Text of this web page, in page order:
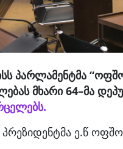
პარლამენტმა
მხარი 64–მა
პრეზიდენტმა ე.წ